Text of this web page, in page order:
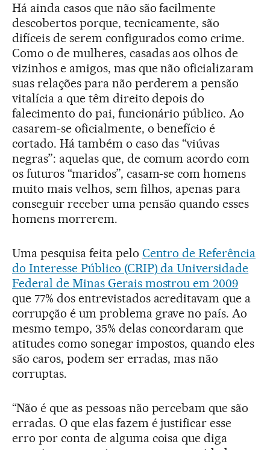
Há ainda casos que não são facilmente
descobertos porque, tecnicamente, são
difíceis de serem configurados como crime.
Como o de mulheres, casadas aos olhos de
vizinhos e amigos, mas que não oficializaram
suas relações para não perderem a pensão
vitalícia a que têm direito depois do
falecimento do pai, funcionário público. Ao
casarem-se oficialmente, o benefício é
cortado. Há também o caso das “viúvas
negras”: aquelas que, de comum acordo com
os futuros “maridos”, casam-se com homens
muito mais velhos, sem filhos, apenas para
conseguir receber uma pensão quando esses
homens morrerem.
Uma pesquisa feita pelo Centro de Referência
do Interesse Público (CRIP) da Universidade
Federal de Minas Gerais mostrou em 2009
que 77% dos entrevistados acreditavam que a
corrupção é um problema grave no país. Ao
mesmo tempo, 35% delas concordaram que
atitudes como sonegar impostos, quando eles
são caros, podem ser erradas, mas não
corruptas.
“Não é que as pessoas não percebam que são
erradas. O que elas fazem é justificar esse
erro por conta de alguma coisa que diga